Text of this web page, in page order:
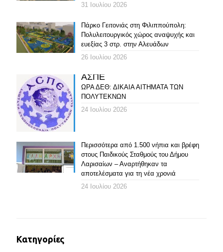
31 Ιουλίου 2026
Πάρκο Γειτονιάς στη Φιλιππούπολη:
Πολυλειτουργικός χώρος αναψυχής και
ευεξίας 3 στρ. στην Αλευάδων
26 Ιουλίου 2026
ΑΣΠΕ
ΩΡΑ ΔΕΘ: ΔΙΚΑΙΑ ΑΙΤΗΜΑΤΑ ΤΩΝ
ΠΟΛΥΤΕΚΝΩΝ
24 Ιουλίου 2026
Περισσότερα από 1.500 νήπια και βρέφη
στους Παιδικούς Σταθμούς του Δήμου
Λαρισαίων – Αναρτήθηκαν τα
αποτελέσματα για τη νέα χρονιά
24 Ιουλίου 2026
Κατηγορίες